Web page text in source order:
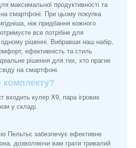
максимальної продуктивності та
смартфоні. При цьому покупка
ніж придбання кожного
все потрібне для
одному рішенні. Вибравши наш набір,
ефективність та стиль
рішення для тих, хто прагне
на смартфоні.
входить кулер X9, пара ігрових
у складі.
Пельтьє забезпечує ефективне
дозволяючи вам грати тривалий